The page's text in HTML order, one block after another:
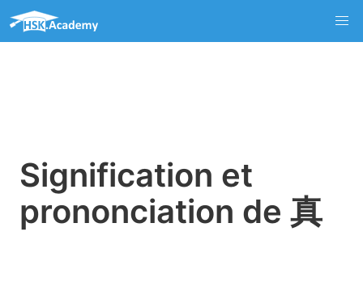
Signification et
prononciation de 真